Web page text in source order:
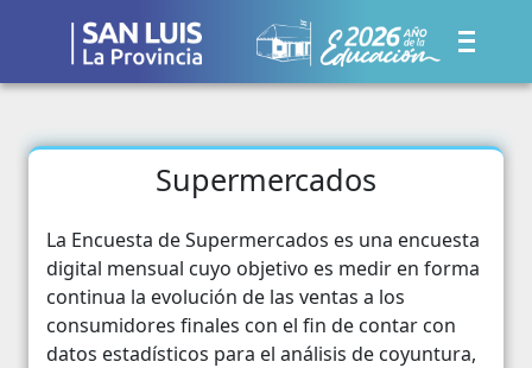
Supermercados
La Encuesta de Supermercados es una encuesta
digital mensual cuyo objetivo es medir en forma
continua la evolución de las ventas a los
consumidores finales con el fin de contar con
datos estadísticos para el análisis de coyuntura,